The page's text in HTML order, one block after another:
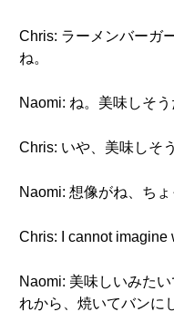
Chris: ラーメンバーガ
ね。
Naomi: ね。美味しそ
Chris: いや、美味しそ
Naomi: 想像がね、ちょ
Chris: I cannot imagine
Naomi: 美味しいみた
れから、焼いてバンに